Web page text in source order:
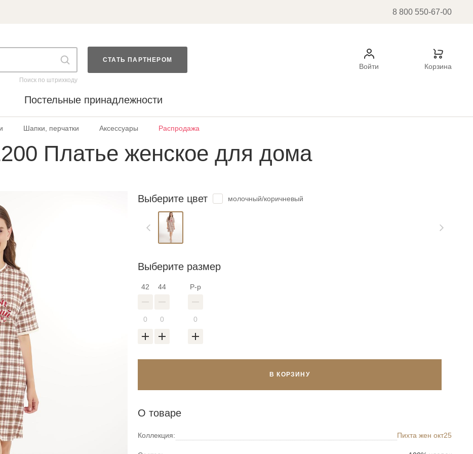
8 800 550-67-00
Поиск по штрихкоду
СТАТЬ ПАРТНЕРОМ
Войти Корзина
Постельные принадлежности
Шапки, перчатки Аксессуары Распродажа
Платье женское для дома
Выберите цвет молочный/коричневый
Выберите размер
42 44 Р-р
В КОРЗИНУ
О товаре
Коллекция: Пихта жен окт25